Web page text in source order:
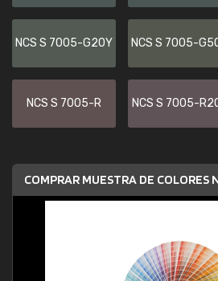
NCS S 7005-G20Y NCS S 7005-
NCS S 7005-R NCS S 7005-
COMPRAR MUESTRA DE COLORES